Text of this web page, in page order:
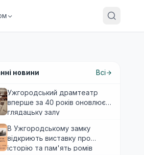
новини Всі
Ужгородський драмтеатр
вперше за 40 років оновлює
глядацьку залу
В Ужгородському замку
відкриють виставку про
історію та пам'ять ромів